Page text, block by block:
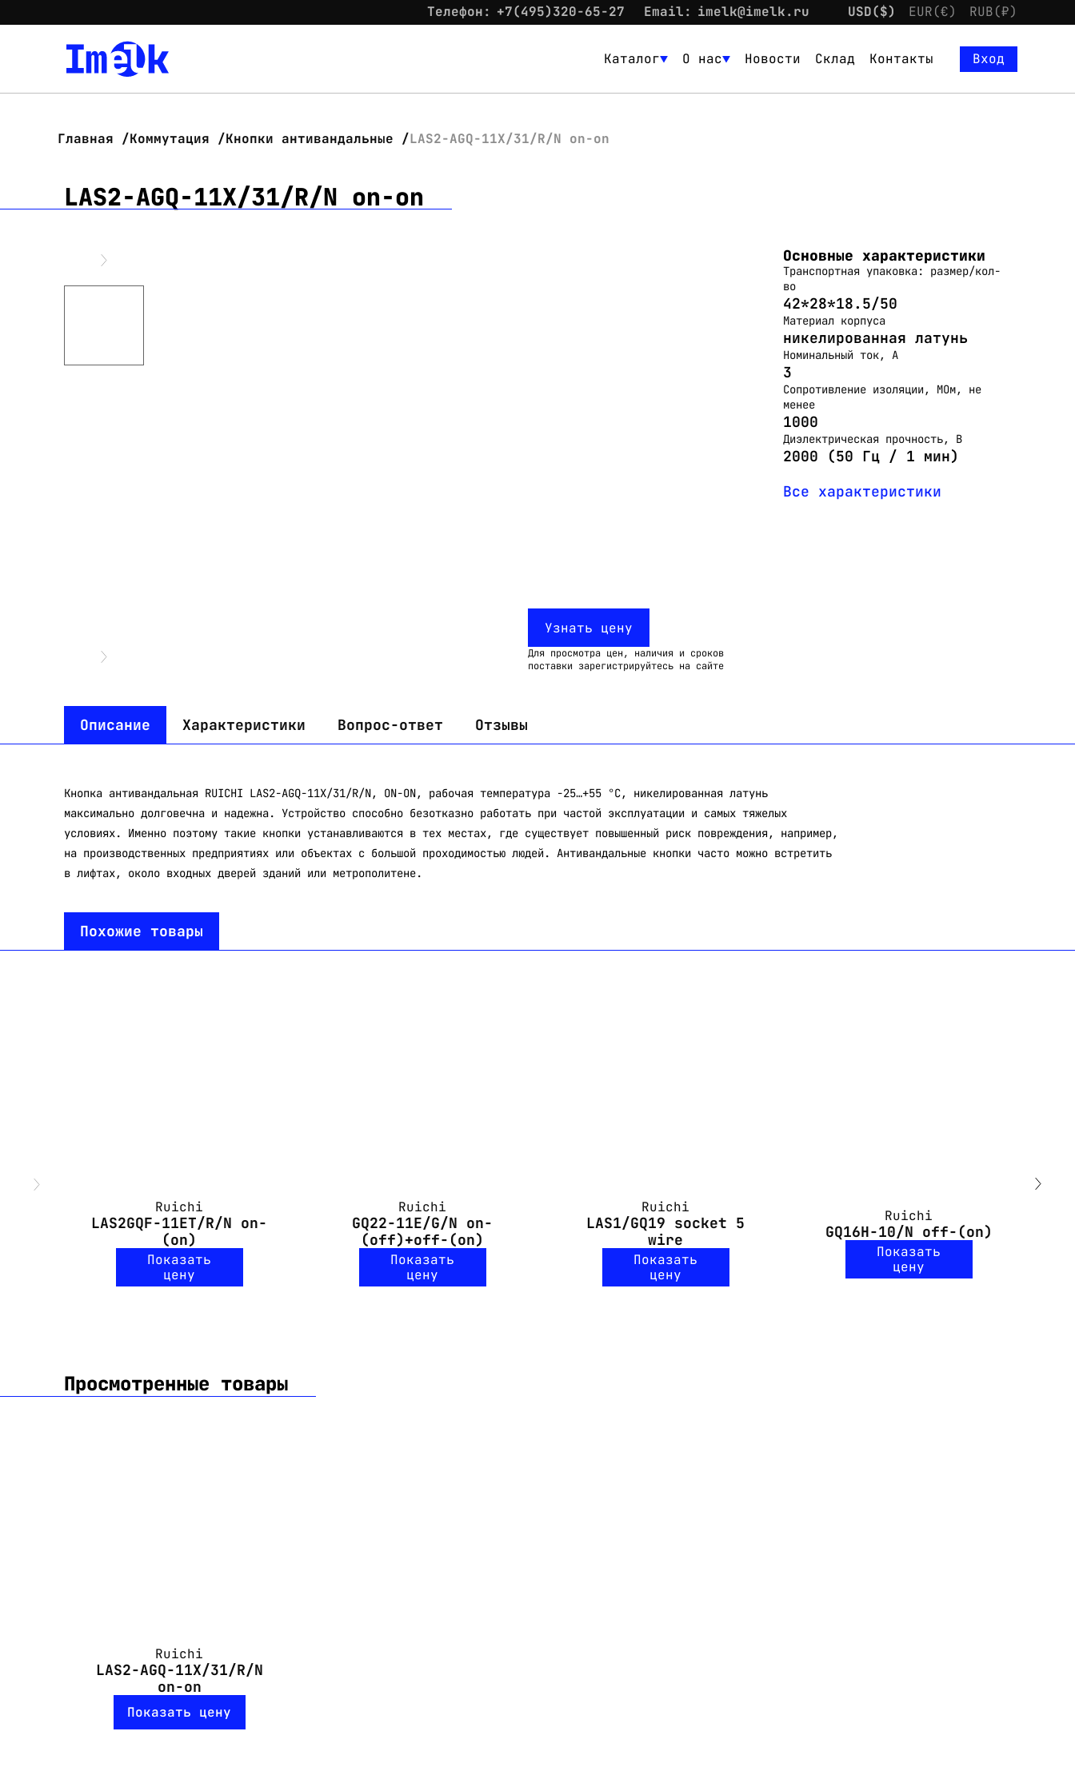
Телефон: +7(495)320-65-27 Email: imelk@imelk.ru USD($) EUR(€) RUB(₽)
Каталог О нас Новости Склад Контакты
Вход
Главная Коммутация Кнопки антивандальные LAS2-AGQ-11X/31/R/N on-on
LAS2-AGQ-11X/31/R/N on-on
Узнать цену
Для просмотра цен, наличия и сроков
поставки зарегистрируйтесь на сайте
Основные характеристики
Транспортная упаковка: размер/кол-
во
42*28*18.5/50
Материал корпуса
никелированная латунь
Номинальный ток, А
3
Сопротивление изоляции, МОм, не
менее
1000
Диэлектрическая прочность, В
2000 (50 Гц / 1 мин)
Все характеристики
Описание Характеристики Вопрос-ответ Отзывы
Кнопка антивандальная RUICHI LAS2-AGQ-11X/31/R/N, ON-ON, рабочая температура -25…+55 °C, никелированная латунь
максимально долговечна и надежна. Устройство способно безотказно работать при частой эксплуатации и самых тяжелых
условиях. Именно поэтому такие кнопки устанавливаются в тех местах, где существует повышенный риск повреждения, например,
на производственных предприятиях или объектах с большой проходимостью людей. Антивандальные кнопки часто можно встретить
в лифтах, около входных дверей зданий или метрополитене.
Похожие товары
Ruichi
LAS2GQF-11ET/R/N on-
(on)
Показать
цену
Ruichi
GQ22-11E/G/N on-
(off)+off-(on)
Показать
цену
Ruichi
LAS1/GQ19 socket 5
wire
Показать
цену
Ruichi
GQ16H-10/N off-(on)
Показать
цену
Просмотренные товары
Ruichi
LAS2-AGQ-11X/31/R/N
on-on
Показать цену